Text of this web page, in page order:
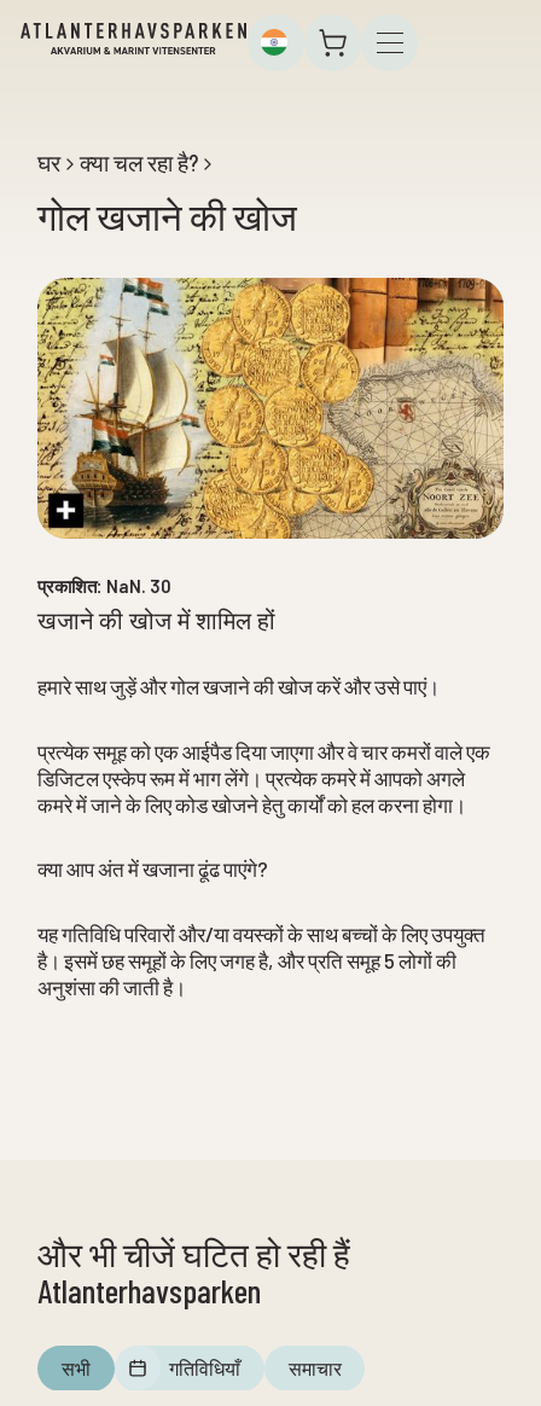
घर क्या चल रहा है?
गोल खजाने की खोज
प्रकाशित: NaN. 30
खजाने की खोज में शामिल हों
हमारे साथ जुड़ें और गोल खजाने की खोज करें और उसे पाएं।
प्रत्येक समूह को एक आईपैड दिया जाएगा और वे चार कमरों वाले एक
डिजिटल एस्केप रूम में भाग लेंगे। प्रत्येक कमरे में आपको अगले
कमरे में जाने के लिए कोड खोजने हेतु कार्यों को हल करना होगा।
क्या आप अंत में खजाना ढूंढ पाएंगे?
यह गतिविधि परिवारों और/या वयस्कों के साथ बच्चों के लिए उपयुक्त
है। इसमें छह समूहों के लिए जगह है, और प्रति समूह 5 लोगों की
अनुशंसा की जाती है।
और भी चीजें घटित हो रही हैं
Atlanterhavsparken
सभी गतिविधियाँ समाचार